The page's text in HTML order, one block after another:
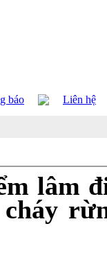
báo Liên hệ
lâm
cháy